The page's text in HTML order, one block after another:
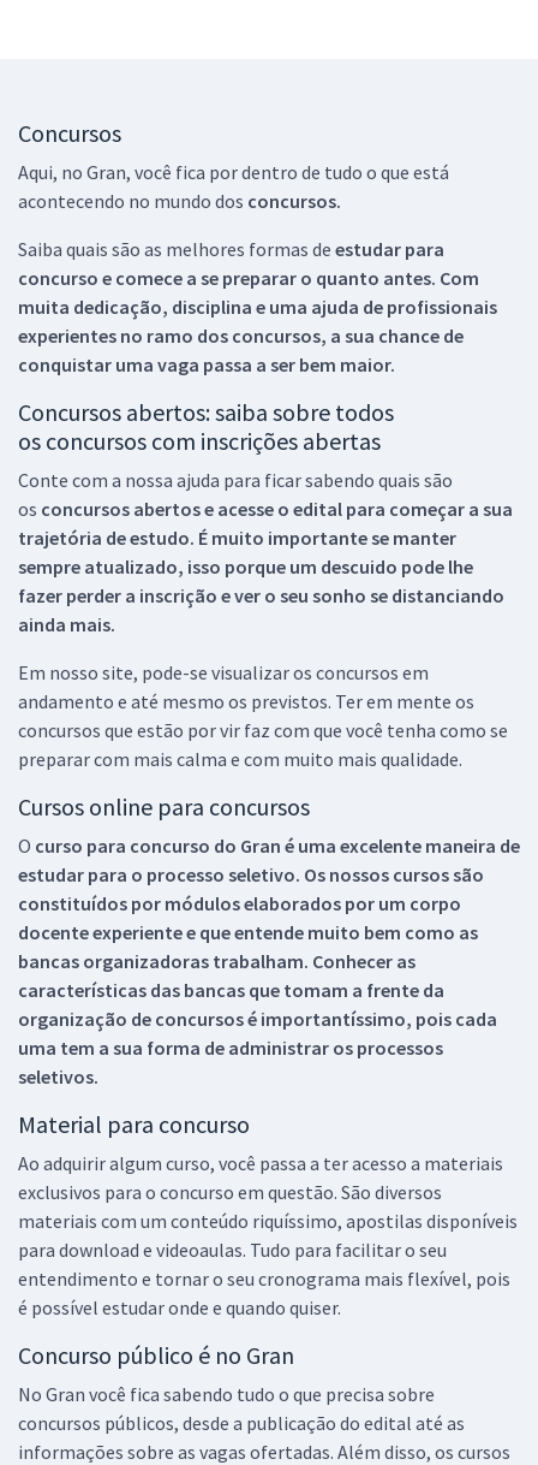
Concursos
Aqui, no Gran, você fica por dentro de tudo o que está
acontecendo no mundo dos concursos.
Saiba quais são as melhores formas de estudar para
concurso e comece a se preparar o quanto antes. Com
muita dedicação, disciplina e uma ajuda de profissionais
experientes no ramo dos concursos, a sua chance de
conquistar uma vaga passa a ser bem maior.
Concursos abertos: saiba sobre todos
os concursos com inscrições abertas
Conte com a nossa ajuda para ficar sabendo quais são
os concursos abertos e acesse o edital para começar a sua
trajetória de estudo. É muito importante se manter
sempre atualizado, isso porque um descuido pode lhe
fazer perder a inscrição e ver o seu sonho se distanciando
ainda mais.
Em nosso site, pode-se visualizar os concursos em
andamento e até mesmo os previstos. Ter em mente os
concursos que estão por vir faz com que você tenha como se
preparar com mais calma e com muito mais qualidade.
Cursos online para concursos
O curso para concurso do Gran é uma excelente maneira de
estudar para o processo seletivo. Os nossos cursos são
constituídos por módulos elaborados por um corpo
docente experiente e que entende muito bem como as
bancas organizadoras trabalham. Conhecer as
características das bancas que tomam a frente da
organização de concursos é importantíssimo, pois cada
uma tem a sua forma de administrar os processos
seletivos.
Material para concurso
Ao adquirir algum curso, você passa a ter acesso a materiais
exclusivos para o concurso em questão. São diversos
materiais com um conteúdo riquíssimo, apostilas disponíveis
para download e videoaulas. Tudo para facilitar o seu
entendimento e tornar o seu cronograma mais flexível, pois
é possível estudar onde e quando quiser.
Concurso público é no Gran
No Gran você fica sabendo tudo o que precisa sobre
concursos públicos, desde a publicação do edital até as
informações sobre as vagas ofertadas. Além disso, os cursos